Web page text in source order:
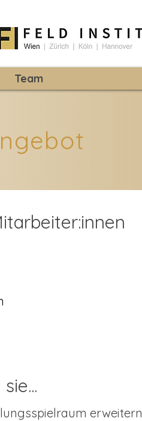
Team
erweitern